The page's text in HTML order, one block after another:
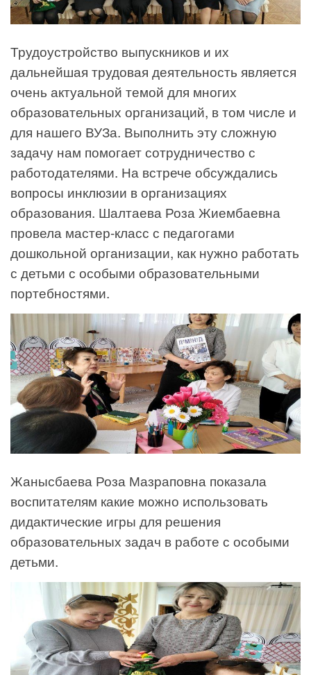
Трудоустройство выпускников и их
дальнейшая трудовая деятельность является
очень актуальной темой для многих
образовательных организаций, в том числе и
для нашего ВУЗа. Выполнить эту сложную
задачу нам помогает сотрудничество с
работодателями. На встрече обсуждались
вопросы инклюзии в организациях
образования. Шалтаева Роза Жиембаевна
провела мастер-класс с педагогами
дошкольной организации, как нужно работать
с детьми с особыми образовательными
портебностями.
Жанысбаева Роза Мазраповна показала
воспитателям какие можно использовать
дидактические игры для решения
образовательных задач в работе с особыми
детьми.